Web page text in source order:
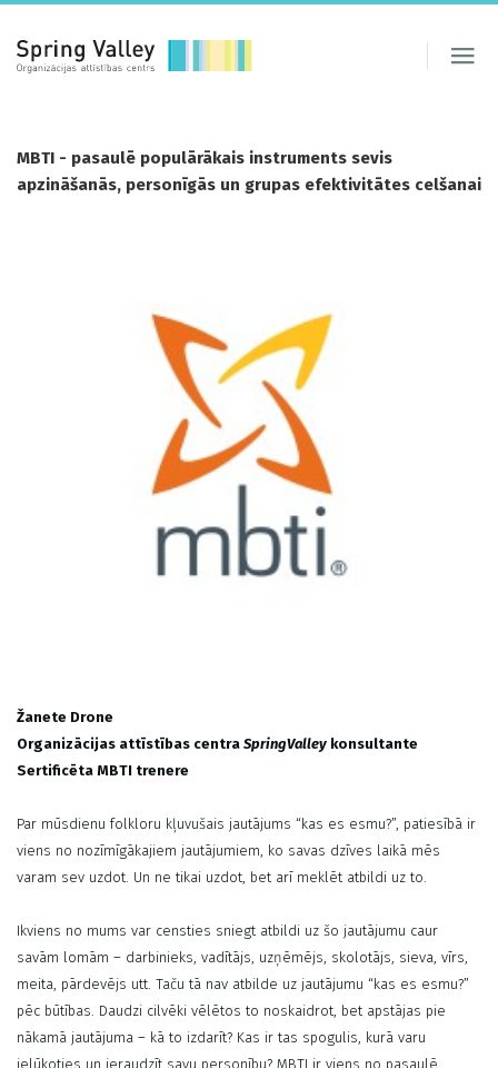
MBTI - pasaulē populārākais instruments sevis
apzināšanās, personīgās un grupas efektivitātes celšanai
Žanete Drone
Organizācijas attīstības centra SpringValley konsultante
Sertificēta MBTI trenere
Par mūsdienu folkloru kļuvušais jautājums “kas es esmu?”, patiesībā ir
viens no nozīmīgākajiem jautājumiem, ko savas dzīves laikā mēs
varam sev uzdot. Un ne tikai uzdot, bet arī meklēt atbildi uz to.
Ikviens no mums var censties sniegt atbildi uz šo jautājumu caur
savām lomām – darbinieks, vadītājs, uzņēmējs, skolotājs, sieva, vīrs,
meita, pārdevējs utt. Taču tā nav atbilde uz jautājumu “kas es esmu?”
pēc būtības. Daudzi cilvēki vēlētos to noskaidrot, bet apstājas pie
nākamā jautājuma – kā to izdarīt? Kas ir tas spogulis, kurā varu
ielūkoties un ieraudzīt savu personību? MBTI ir viens no pasaulē